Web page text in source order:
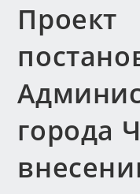
Проект
города